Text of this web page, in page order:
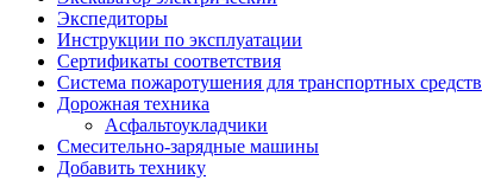
Экспедиторы
Инструкции по эксплуатации
Сертификаты соответствия
Система пожаротушения для транспортных средств
Дорожная техника
Асфальтоукладчики
Смесительно-зарядные машины
Добавить технику